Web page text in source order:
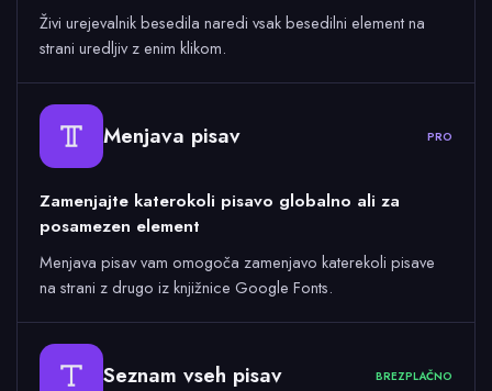
Živi urejevalnik besedila naredi vsak besedilni element na
strani uredljiv z enim klikom.
Menjava pisav PRO
Zamenjajte katerokoli pisavo globalno ali za
posamezen element
Menjava pisav vam omogoča zamenjavo katerekoli pisave
na strani z drugo iz knjižnice Google Fonts.
Seznam vseh pisav BREZPLAČNO